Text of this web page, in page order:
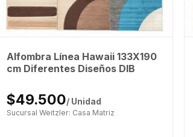
Alfombra Línea Hawaii 133X190
cm Diferentes Diseños DIB
$49.500/ Unidad
Sucursal Weitzler: Casa Matriz